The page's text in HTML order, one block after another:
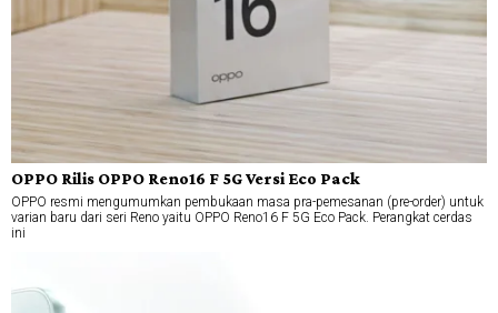
OPPO Rilis OPPO Reno16 F 5G Versi Eco Pack
OPPO resmi mengumumkan pembukaan masa pra-pemesanan (pre-order) untuk
varian baru dari seri Reno yaitu OPPO Reno16 F 5G Eco Pack. Perangkat cerdas
ini